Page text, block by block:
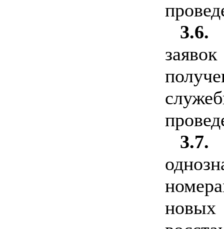
3.6.
3.7.